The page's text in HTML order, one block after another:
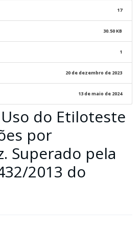
17
30.50 KB
1
20 de dezembro de 2023
13 de maio de 2024
do Etiloteste
por
Superado pela
2013 do